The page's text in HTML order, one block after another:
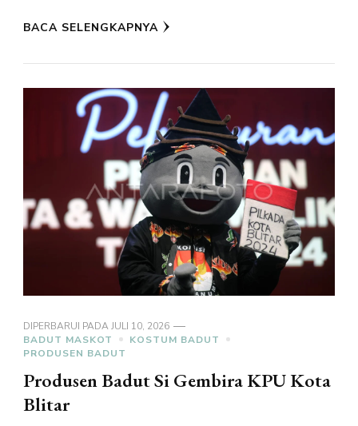
BACA SELENGKAPNYA
DIPERBARUI PADAJULI 10, 2026
BADUT MASKOT
KOSTUM BADUT
PRODUSEN BADUT
Produsen Badut Si Gembira KPU Kota
Blitar